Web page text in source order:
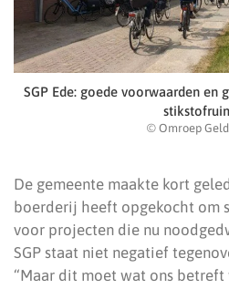
SGP Ede: goede voorwaarden
© Omroep
De gemeente maakte kort
boerderij heeft opgekocht om
voor projecten die nu
SGP staat niet negatief
“Maar dit moet wat ons